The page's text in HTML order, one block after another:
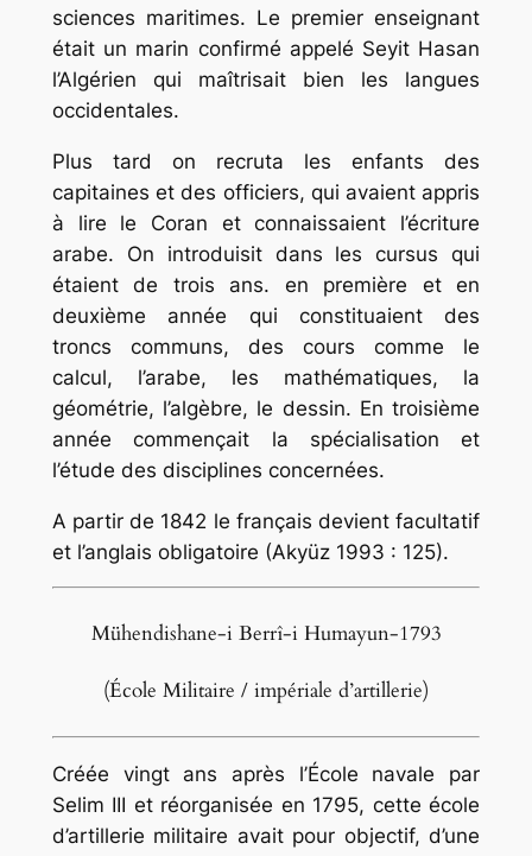
sciences maritimes. Le premier enseignant
était un marin confirmé appelé Seyit Hasan
l’Algérien qui maîtrisait bien les langues
occidentales.
Plus tard on recruta les enfants des
capitaines et des officiers, qui avaient appris
à lire le Coran et connaissaient l’écriture
arabe. On introduisit dans les cursus qui
étaient de trois ans. en première et en
deuxième année qui constituaient des
troncs communs, des cours comme le
calcul, l’arabe, les mathématiques, la
géométrie, l’algèbre, le dessin. En troisième
année commençait la spécialisation et
l’étude des disciplines concernées.
A partir de 1842 le français devient facultatif
et l’anglais obligatoire (Akyüz 1993 : 125).
Mühendishane-i Berrî-i Humayun-1793
(École Militaire / impériale d’artillerie)
Créée vingt ans après l’École navale par
Selim III et réorganisée en 1795, cette école
d’artillerie militaire avait pour objectif, d’une